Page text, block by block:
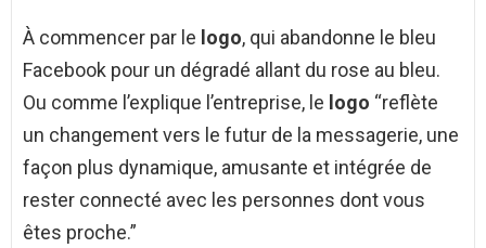
À commencer par le logo, qui abandonne le bleu
Facebook pour un dégradé allant du rose au bleu.
Ou comme l’explique l’entreprise, le logo “reflète
un changement vers le futur de la messagerie, une
façon plus dynamique, amusante et intégrée de
rester connecté avec les personnes dont vous
êtes proche.”